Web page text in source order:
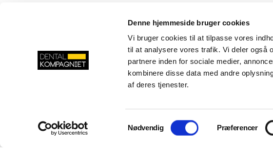
Denne hjemmeside bruger cookies
Vi bruger cookies til at tilpasse vores
til at analysere vores trafik. Vi deler også
partnere inden for sociale medier,
kombinere disse data med andre
af deres tjenester.
Samtykkevalg
Nødvendig Præferencer
4100 Ringsted
Instagram